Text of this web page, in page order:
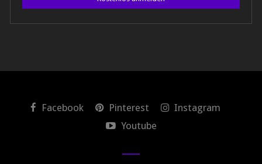
Facebook Pinterest
Instagram
Youtube